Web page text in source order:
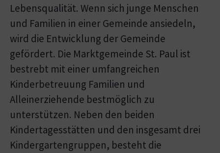
Lebensqualität. Wenn sich junge Menschen
und Familien in einer Gemeinde ansiedeln,
wird die Entwicklung der Gemeinde
gefördert. Die Marktgemeinde St. Paul ist
bestrebt mit einer umfangreichen
Kinderbetreuung Familien und
Alleinerziehende bestmöglich zu
unterstützen. Neben den beiden
Kindertagesstätten und den insgesamt drei
Kindergartengruppen, besteht die